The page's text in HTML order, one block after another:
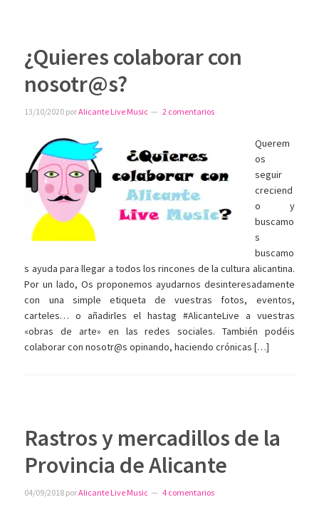
¿Quieres colaborar con
nosotr@s?
13/10/2020 porAlicante Live Music 2 comentarios
Querem
os
seguir
creciend
o y
buscamo
s
buscamo
s ayuda para llegar a todos los rincones de la cultura alicantina.
Por un lado, Os proponemos ayudarnos desinteresadamente
con una simple etiqueta de vuestras fotos, eventos,
carteles… o añadirles el hastag #AlicanteLive a vuestras
«obras de arte» en las redes sociales. También podéis
colaborar con nosotr@s opinando, haciendo crónicas […]
Rastros y mercadillos de la
Provincia de Alicante
04/09/2018 porAlicante Live Music 4 comentarios